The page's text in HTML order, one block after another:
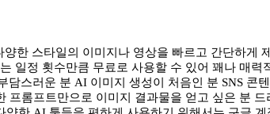
한 스타일의 이미지나 영상을 빠르고 간단하게
일정 횟수만큼 무료로 사용할 수 있어 꽤나 매력
스러운 분 AI 이미지 생성이 처음인 분 SNS 콘
롬프트만으로 이미지 결과물을 얻고 싶은 분 드